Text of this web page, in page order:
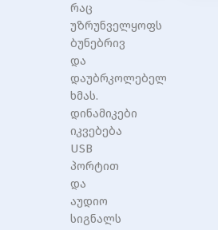
რაც
უზრუნველყოფს
ბუნებრივ
და
დაუბრკოლებელ
ხმას.
დინამიკები
იკვებება
USB
პორტით
და
აუდიო
სიგნალს